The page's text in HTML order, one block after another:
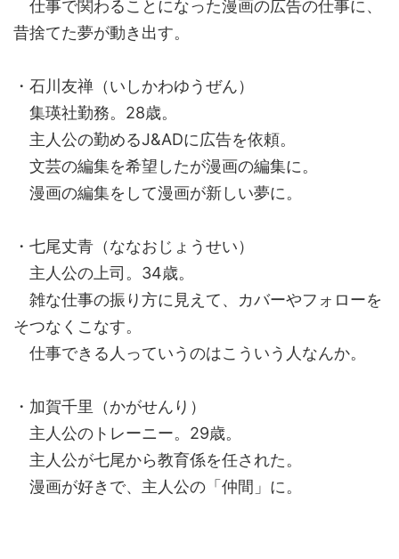
仕事で関わることになった漫画の広告の仕事に、
昔捨てた夢が動き出す。
・石川友禅（いしかわゆうぜん）
集瑛社勤務。28歳。
主人公の勤めるJ&ADに広告を依頼。
文芸の編集を希望したが漫画の編集に。
漫画の編集をして漫画が新しい夢に。
・七尾丈青（ななおじょうせい）
主人公の上司。34歳。
雑な仕事の振り方に見えて、カバーやフォローを
そつなくこなす。
仕事できる人っていうのはこういう人なんか。
・加賀千里（かがせんり）
主人公のトレーニー。29歳。
主人公が七尾から教育係を任された。
漫画が好きで、主人公の「仲間」に。